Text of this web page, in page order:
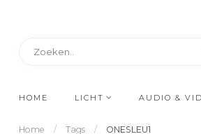
HOME LICHT AUDIO &
Home / Tags / ONESLEU1